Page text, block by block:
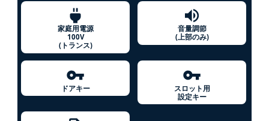
家庭用電源
100V
(トランス)
音量調節
(上部のみ)
ドアキー
スロット用
設定キー